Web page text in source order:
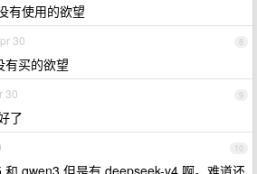
有使用的欲望
8
30
有买的欲望
9
30
了
10
和 qwen3 但是有 deepseek-v4 啊。难道还